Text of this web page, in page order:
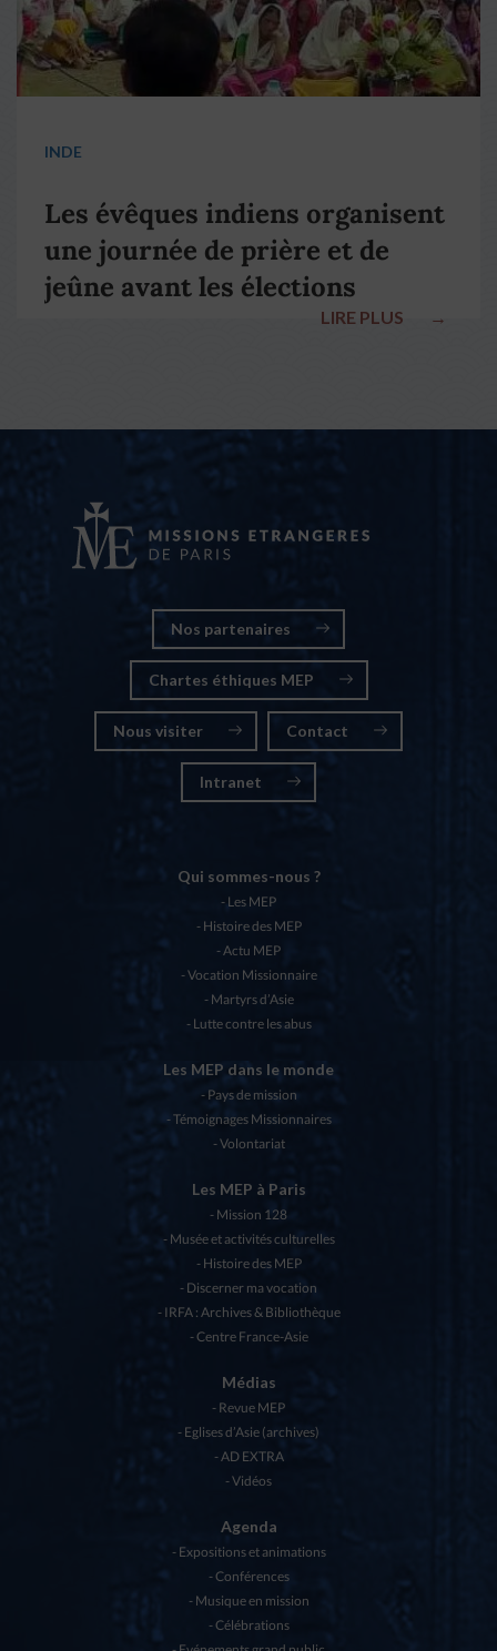
INDE
Les évêques indiens organisent
une journée de prière et de
jeûne avant les élections
LIRE PLUS →
Nos partenaires
Chartes éthiques MEP
Nous visiter Contact
Intranet
Qui sommes-nous ?
Les MEP
Histoire des MEP
Actu MEP
Vocation Missionnaire
Martyrs d’Asie
Lutte contre les abus
Les MEP dans le monde
Pays de mission
Témoignages Missionnaires
Volontariat
Les MEP à Paris
Mission 128
Musée et activités culturelles
Histoire des MEP
Discerner ma vocation
IRFA : Archives & Bibliothèque
Centre France-Asie
Médias
Revue MEP
Eglises d’Asie (archives)
AD EXTRA
Vidéos
Agenda
Expositions et animations
Conférences
Musique en mission
Célébrations